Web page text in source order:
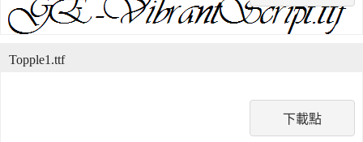
下載點
Topple1.ttf